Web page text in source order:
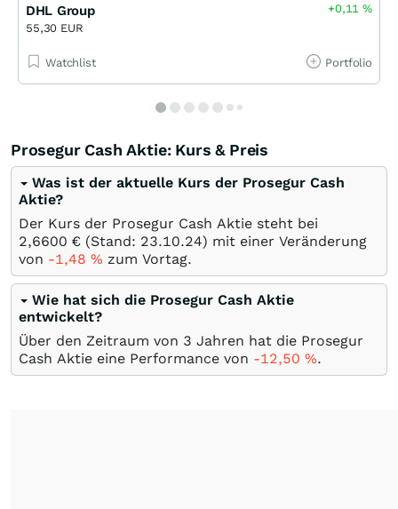
DHL Group
55,30 EUR
+0,11%
Watchlist Portfolio
Prosegur Cash Aktie: Kurs & Preis
Was ist der aktuelle Kurs der Prosegur Cash
Aktie?
Der Kurs der Prosegur Cash Aktie steht bei
2,6600 € (Stand: 23.10.24) mit einer Veränderung
von -1,48 % zum Vortag.
Wie hat sich die Prosegur Cash Aktie
entwickelt?
Über den Zeitraum von 3 Jahren hat die Prosegur
Cash Aktie eine Performance von -12,50 %.